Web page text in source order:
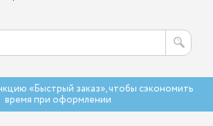
«Быстрый заказ», чтобы сэкономить
время при оформлении